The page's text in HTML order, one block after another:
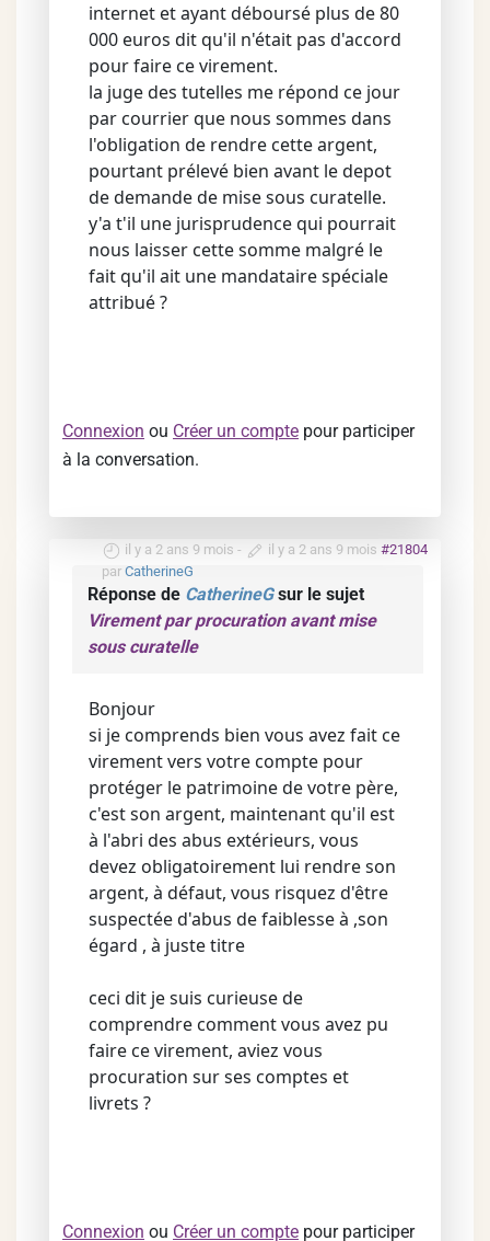
internet et ayant déboursé plus de 80
000 euros dit qu'il n'était pas d'accord
pour faire ce virement.
la juge des tutelles me répond ce jour
par courrier que nous sommes dans
l'obligation de rendre cette argent,
pourtant prélevé bien avant le depot
de demande de mise sous curatelle.
y'a t'il une jurisprudence qui pourrait
nous laisser cette somme malgré le
fait qu'il ait une mandataire spéciale
attribué ?
Connexion ou Créer un compte pour participer
à la conversation.
il y a 2 ans 9 mois - il y a 2 ans 9 mois #21804
par CatherineG
Réponse de CatherineGsur le sujet
Virement par procuration avant mise
sous curatelle
Bonjour
si je comprends bien vous avez fait ce
virement vers votre compte pour
protéger le patrimoine de votre père,
c'est son argent, maintenant qu'il est
à l'abri des abus extérieurs, vous
devez obligatoirement lui rendre son
argent, à défaut, vous risquez d'être
suspectée d'abus de faiblesse à ,son
égard , à juste titre
ceci dit je suis curieuse de
comprendre comment vous avez pu
faire ce virement, aviez vous
procuration sur ses comptes et
livrets ?
Connexion ou Créer un compte pour participer